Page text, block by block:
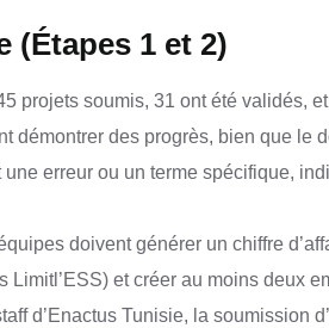
(Étapes 1 et 2)
projets soumis, 31 ont été validés,
démontrer des progrès, bien que le
une erreur ou un terme spécifique,
doivent générer un chiffre
Limitl’ESS) et créer au moins deux
d’Enactus Tunisie, la soumission